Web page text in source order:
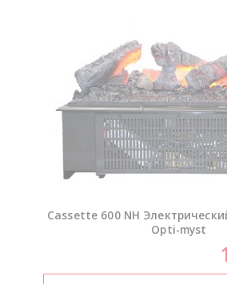
Cassette 600 NH
Opti-myst